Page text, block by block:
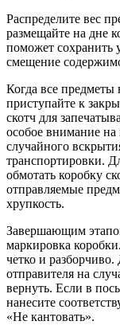
Распределите вес
размещайте на дне
поможет сохранить
смещение
Когда все
приступайте к
скотч для
особое внимание на
случайного
транспортировки.
обмотать коробку
отправляемые
хрупкость.
Завершающим
маркировка
четко и
отправителя на
вернуть. Если в
нанесите
«Не кантовать».